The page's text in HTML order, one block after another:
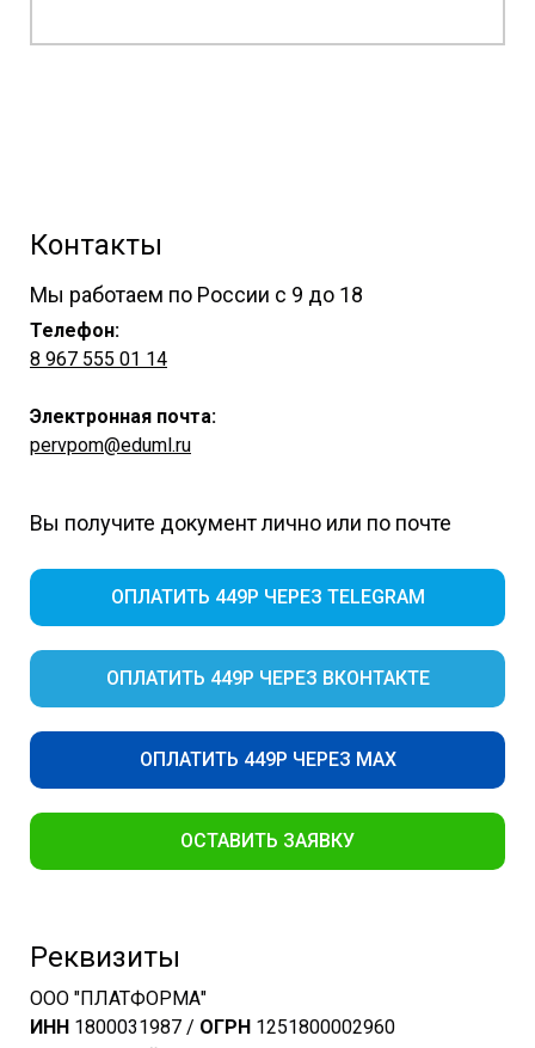
Контакты
Мы работаем по России с 9 до 18
Телефон:
8 967 555 01 14
Электронная почта:
pervpom@eduml.ru
Вы получите документ лично или по почте
ОПЛАТИТЬ 449Р ЧЕРЕЗ TELEGRAM
ОПЛАТИТЬ 449Р ЧЕРЕЗ ВКОНТАКТЕ
ОПЛАТИТЬ 449Р ЧЕРЕЗ MAX
ОСТАВИТЬ ЗАЯВКУ
Реквизиты
ООО "ПЛАТФОРМА"
ИНН 1800031987 / ОГРН 1251800002960